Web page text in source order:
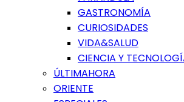
GASTRONOMÍA
CURIOSIDADES
VIDA&SALUD
CIENCIA Y
ÚLTIMAHORA
ORIENTE